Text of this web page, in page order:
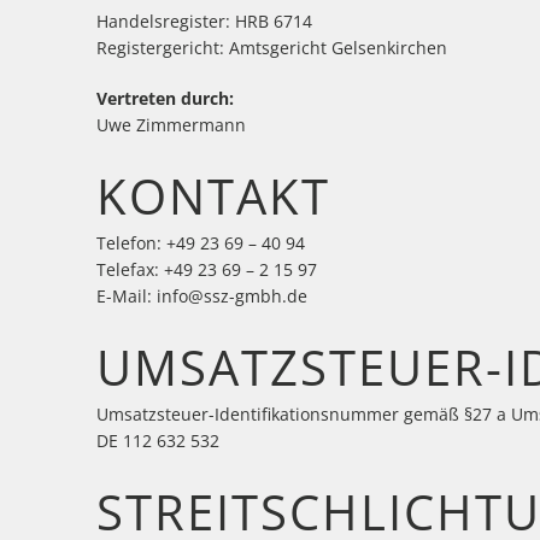
Handelsregister: HRB 6714
Registergericht: Amtsgericht Gelsenkirchen
Vertreten durch:
Uwe Zimmermann
KONTAKT
Telefon: +49 23 69 – 40 94
Telefax: +49 23 69 – 2 15 97
E-Mail: info@ssz-gmbh.de
UMSATZSTEUER-
Umsatzsteuer-Identifikationsnummer gemäß §27 a
DE 112 632 532